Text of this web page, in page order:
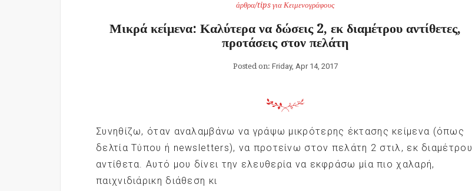
άρθρα/tips για Κειμενογράφους
Μικρά κείμενα: Καλύτερα να δώσεις 2, εκ διαμέτρου αντίθετες,
προτάσεις στον πελάτη
Posted on: Friday, Apr 14, 2017
Συνηθίζω, όταν αναλαμβάνω να γράψω μικρότερης έκτασης κείμενα (όπως
δελτία Τύπου ή newsletters), να προτείνω στον πελάτη 2 στιλ, εκ διαμέτρου
αντίθετα. Αυτό μου δίνει την ελευθερία να εκφράσω μία πιο χαλαρή,
παιχνιδιάρικη διάθεση κι